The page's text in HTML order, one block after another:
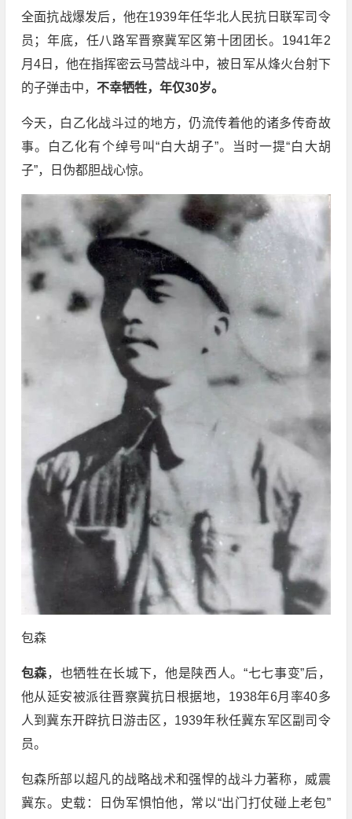
全面抗战爆发后，他在1939年任华北人民抗日联军司令
员；年底，任八路军晋察冀军区第十团团长。1941年2
月4日，他在指挥密云马营战斗中，被日军从烽火台射下
的子弹击中， 不幸牺牲，年仅30岁。
今天，白乙化战斗过的地方，仍流传着他的诸多传奇故
事。白乙化有个绰号叫“白大胡子”。当时一提“白大胡
子”，日伪都胆战心惊。
包森
包森，也牺牲在长城下，他是陕西人。“七七事变”后，
他从延安被派往晋察冀抗日根据地，1938年6月率40多
人到冀东开辟抗日游击区，1939年秋任冀东军区副司令
员。
包森所部以超凡的战略战术和强悍的战斗力著称，威震
冀东。史载：日伪军惧怕他，常以“出门打仗碰上老包”